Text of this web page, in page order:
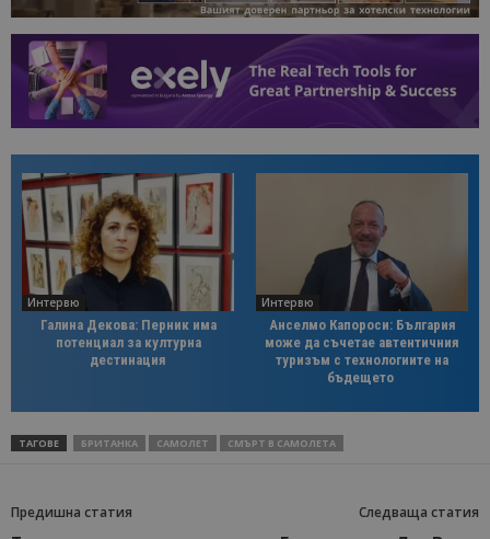
Интервю
Галина Декова: Перник има
потенциал за културна
дестинация
Интервю
Анселмо Капороси: България
може да съчетае автентичния
туризъм с технологиите на
бъдещето
ТАГОВЕ БРИТАНКА САМОЛЕТ СМЪРТ В САМОЛЕТА
Предишна статия Следваща статия